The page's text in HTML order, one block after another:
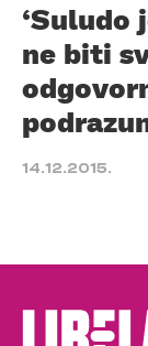
‘Suludo
ne biti
14.12.2015.